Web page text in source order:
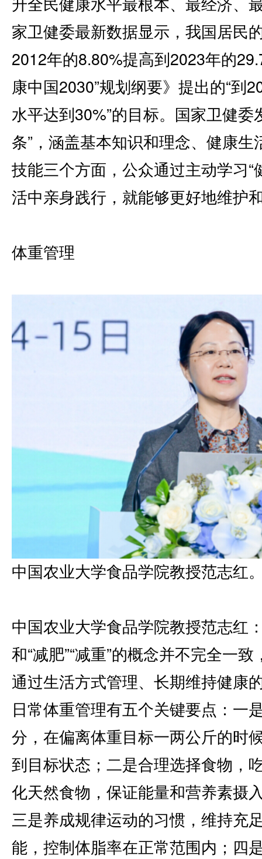
家卫健委最新数据显示，我国居民
2012年的8.80%提高到2023年的
康中国2030”规划纲要》提出的“到
水平达到30%”的目标。国家卫健委
条”，涵盖基本知识和理念、健康
技能三个方面，公众通过主动学习“
活中亲身践行，就能够更好地维护
体重管理
中国农业大学食品学院教授范志红
中国农业大学食品学院教授范志红
和“减肥”“减重”的概念并不完全一
通过生活方式管理、长期维持健康
日常体重管理有五个关键要点：一
分，在偏离体重目标一两公斤的时
到目标状态；二是合理选择食物，
化天然食物，保证能量和营养素摄
三是养成规律运动的习惯，维持充
能，控制体脂率在正常范围内；四